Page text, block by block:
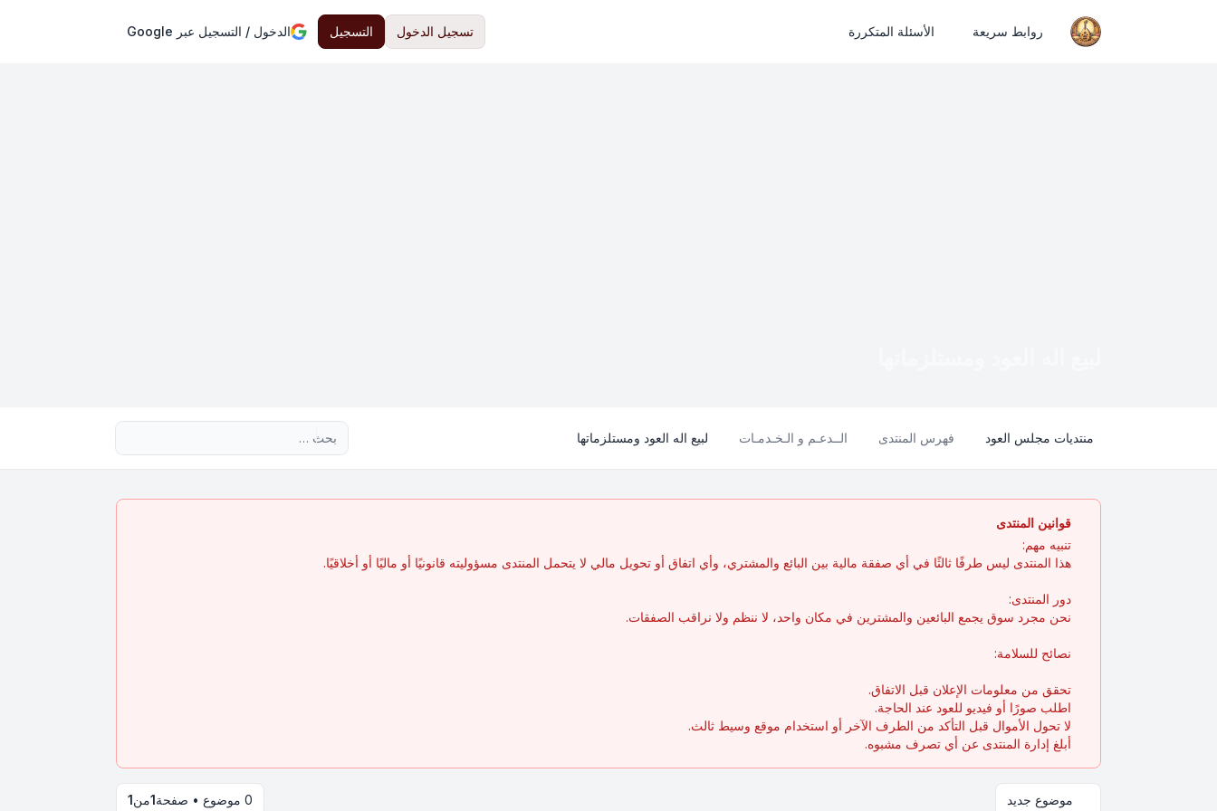
روابط سريعة الأسئلة المتكررة تسجيل الدخول التسجيل الدخول / التسجيل عبر Google
منتديات مجلس العود فهرس المنتدى الــدعـم و الـخـدمـات لبيع اله العود ومستلزماتها
قوانين المنتدى
تنبيه مهم:
هذا المنتدى ليس طرفًا ثالثًا في أي صفقة مالية بين البائع والمشتري، وأي اتفاق أو تحويل مالي لا يتحمل المنتدى مسؤوليته قانونيًا أو ماليًا أو أخلاقيًا.
دور المنتدى:
نحن مجرد سوق يجمع البائعين والمشترين في مكان واحد، لا ننظم ولا نراقب الصفقات.
نصائح للسلامة:
تحقق من معلومات الإعلان قبل الاتفاق.
اطلب صورًا أو فيديو للعود عند الحاجة.
لا تحول الأموال قبل التأكد من الطرف الآخر أو استخدام موقع وسيط ثالث.
أبلغ إدارة المنتدى عن أي تصرف مشبوه.
موضوع جديد 0 موضوع • صفحة 1من1